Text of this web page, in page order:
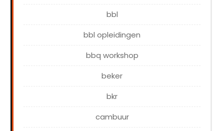
bbl
bbl opleidingen
bbq workshop
beker
bkr
cambuur